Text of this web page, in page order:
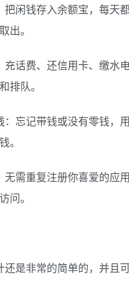
闲钱存入余额宝，每天都
出。
充话费、还信用卡、缴水
排队。
：忘记带钱或没有零钱，
。
无需重复注册你喜爱的应
问。
还是非常的简单的，并且